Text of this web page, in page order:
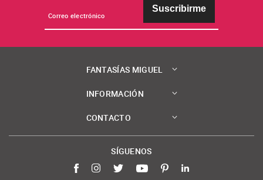
Suscribirme
FANTASÍAS MIGUEL
INFORMACIÓN
CONTACTO
SÍGUENOS
FacebookInstagram
TwitterYouTubePinterestLinkedIn